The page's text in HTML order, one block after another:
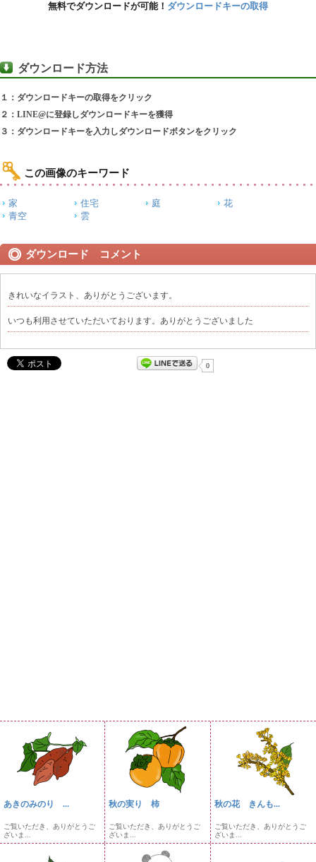
無料でダウンロードが可能！ ダウンロードキーの取得
ダウンロード方法
１：ダウンロードキーの取得をクリック
２：LINE@に登録しダウンロードキーを獲得
３：ダウンロードキーを入力しダウンロードボタンをクリック
この画像のキーワード
家 住宅 庭
花
青空
雲
ダウンロード コメント
きれいなイラスト、ありがとうございます。
いつも利用させていただいております。ありがとうございました
0
あきのみのり ...
ご覧いただき、ありがとうご
ざいま...
秋の実り 柿
ご覧いただき、ありがとうご
ざいま...
秋の花 きんも...
ご覧いただき、ありがとうご
ざいま...